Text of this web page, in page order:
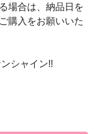
場合は、納品日を
購入をお願いいた
シャイン!!